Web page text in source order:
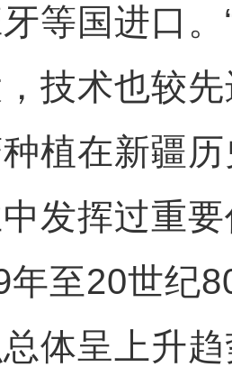
等国进口
技术也较先
在新疆历
发挥过重
年至20世纪
体呈上升